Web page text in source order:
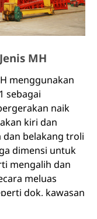
MH
menggunakan
sebagai
naik
kiri dan
belakang troli
dimensi untuk
mengalih dan
meluas
dok, kawasan